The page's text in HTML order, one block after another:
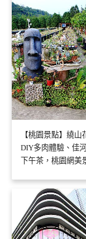
【桃園景點】繞
DIY多肉體驗、佳
下午茶，桃園網美